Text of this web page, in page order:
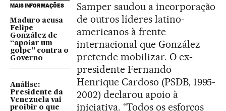
MAIS INFORMAÇÕES
Maduro acusa
Felipe
González de
“apoiar um
golpe” contra o
Governo
Análise:
Presidente da
Venezuela vai
proibir o que
Samper saudou a incorporação
de outros líderes latino-
americanos à frente
internacional que González
pretende mobilizar. O ex-
presidente Fernando
Henrique Cardoso (PSDB, 1995-
2002) declarou apoio à
iniciativa. “Todos os esforços